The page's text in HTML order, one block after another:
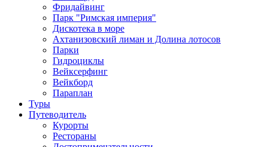
Фридайвинг
Парк "Римская империя"
Дискотека в море
Ахтанизовский лиман и Долина лотосов
Парки
Гидроциклы
Вейксерфинг
Вейкборд
Параплан
Туры
Путеводитель
Курорты
Рестораны